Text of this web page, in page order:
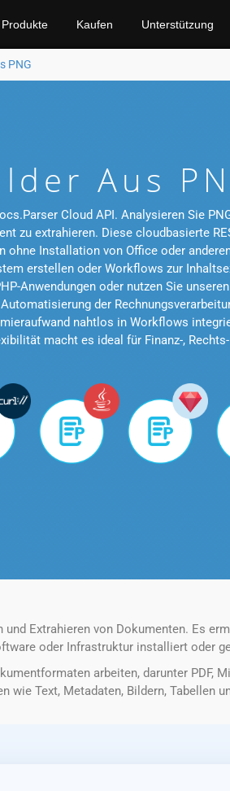
Produkte Kaufen Unterstützung
PNG
Aus
Cloud API. Analysieren Sie
zu extrahieren. Diese cloudbasierte
Installation von Office oder
erstellen oder Workflows zur
Anwendungen oder nutzen Sie
der
nahtlos in Workflows
macht es ideal für Finanz-,
Extrahieren von Dokumenten. Es
oder Infrastruktur installiert oder
arbeiten, darunter PDF,
Text, Metadaten, Bildern, Tabellen